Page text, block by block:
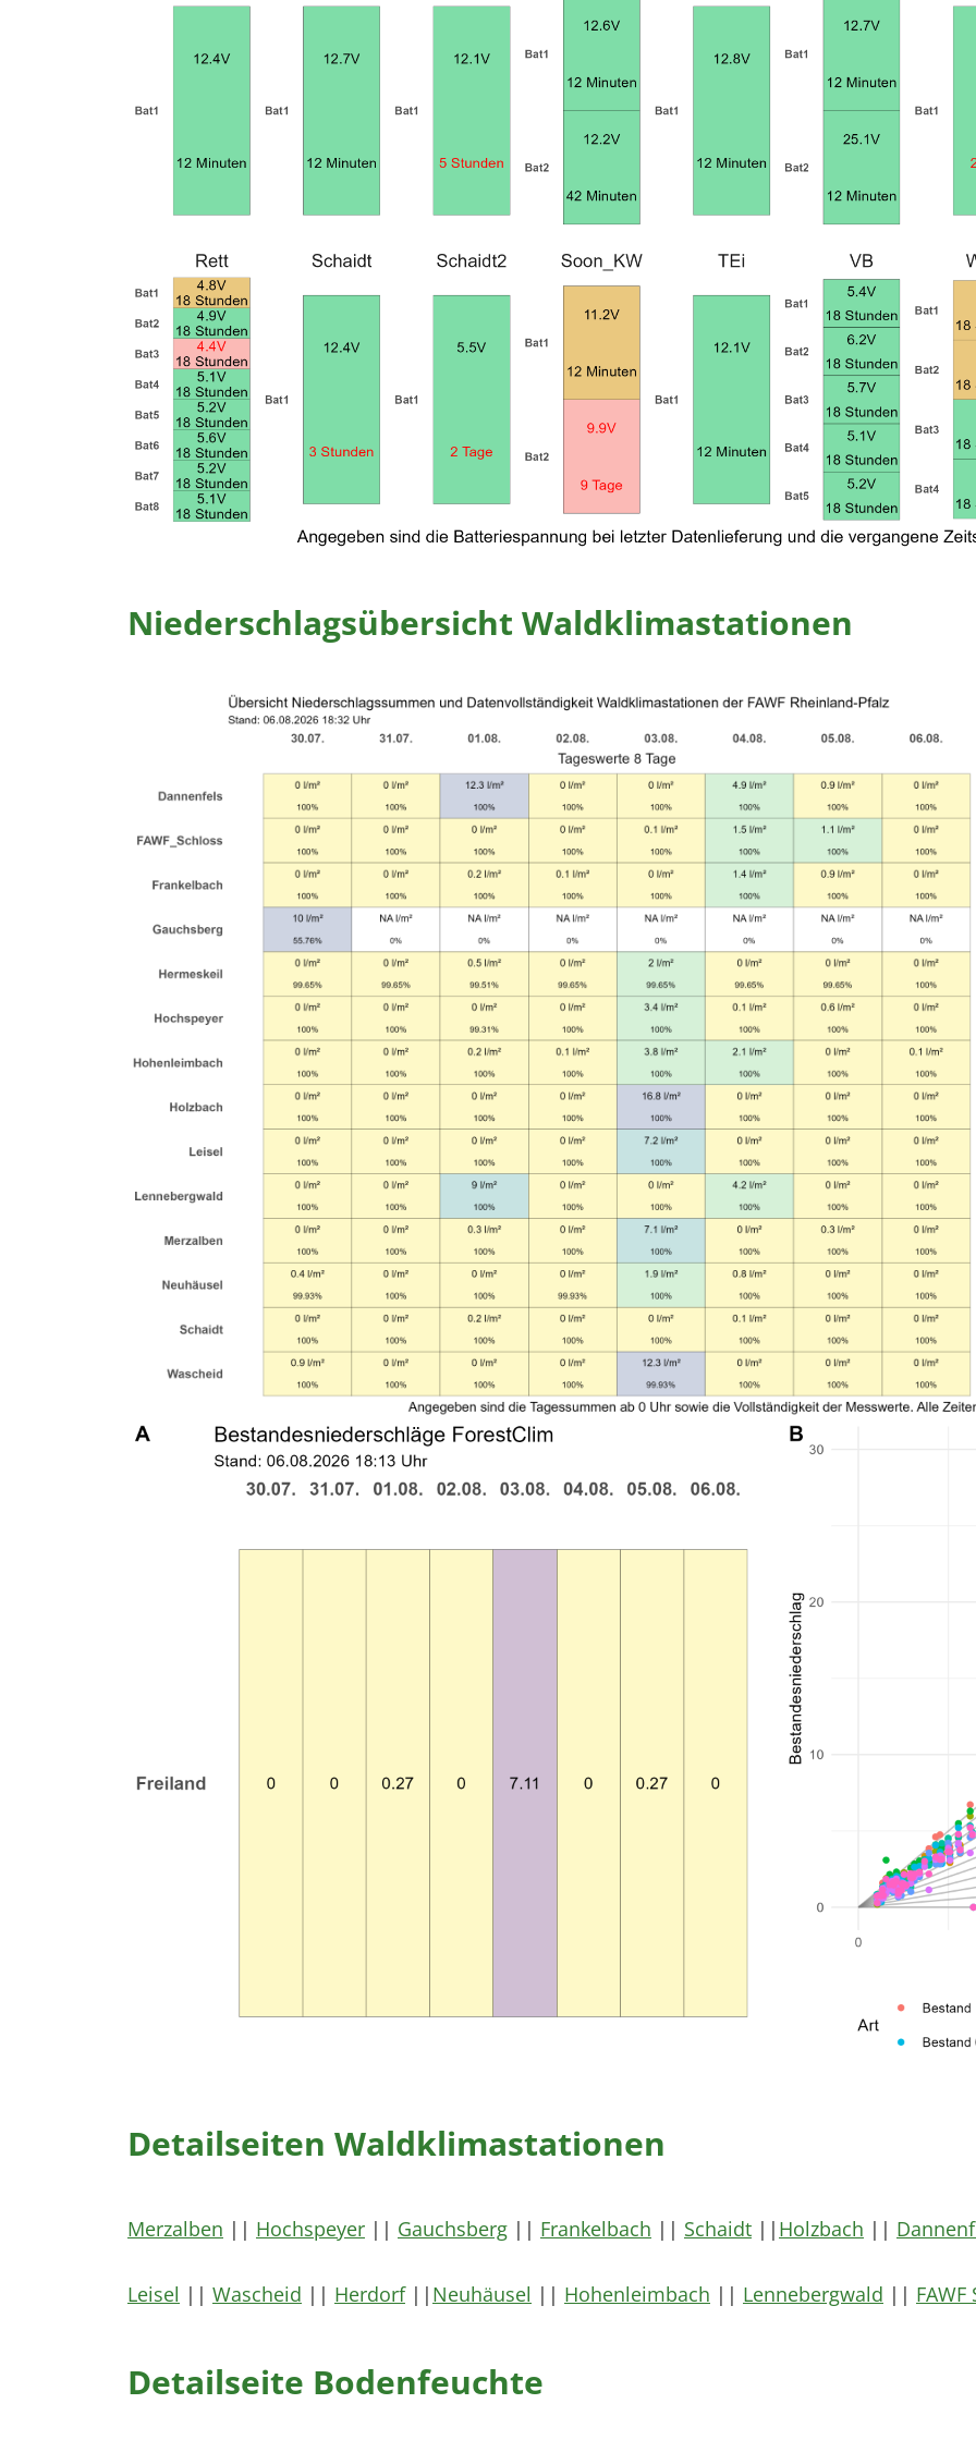
Niederschlagsübersicht Waldklimastationen
Detailseiten Waldklimastationen
Merzalben || Hochspeyer || Gauchsberg || Frankelbach || Schaidt || Holzbach ||
Leisel || Wascheid || Herdorf|| Neuhäusel || Hohenleimbach || Lennebergwald ||
Detailseite Bodenfeuchte